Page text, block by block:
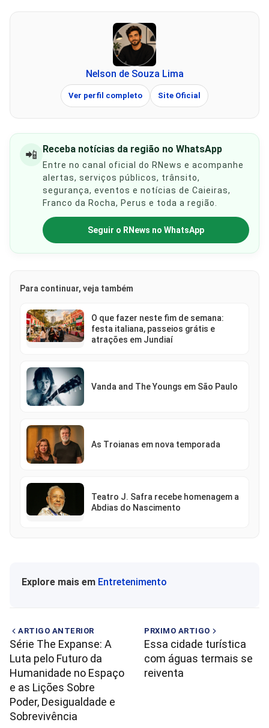
Nelson de Souza Lima
Ver perfil completo Site Oficial
📲 Receba notícias da região no WhatsApp
Entre no canal oficial do RNews e acompanhe
alertas, serviços públicos, trânsito,
segurança, eventos e notícias de Caieiras,
Franco da Rocha, Perus e toda a região.
Seguir o RNews no WhatsApp
Para continuar, veja também
O que fazer neste fim de semana:
festa italiana, passeios grátis e
atrações em Jundiaí
Vanda and The Youngs em São Paulo
As Troianas em nova temporada
Teatro J. Safra recebe homenagem a
Abdias do Nascimento
Explore mais em Entretenimento
ARTIGO ANTERIOR
Série The Expanse: A
Luta pelo Futuro da
Humanidade no Espaço
e as Lições Sobre
Poder, Desigualdade e
Sobrevivência
PRXIMO ARTIGO
Essa cidade turística
com águas termais se
reiventa